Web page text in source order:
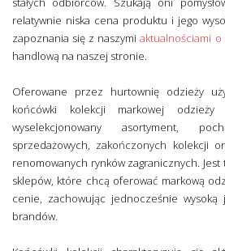
relatywnie niska cena produktu i jego
zapoznania się z naszymiaktualnościami
handlową na naszej stronie.
Oferowane przez hurtownię odzieży
końcówki kolekcji markowej
wyselekcjonowany asortyment,
sprzedażowych, zakończonych kolekcji
renomowanych rynków zagranicznych.
sklepów, które chcą oferować markową
cenie, zachowując jednocześnie wysoką
brandów.